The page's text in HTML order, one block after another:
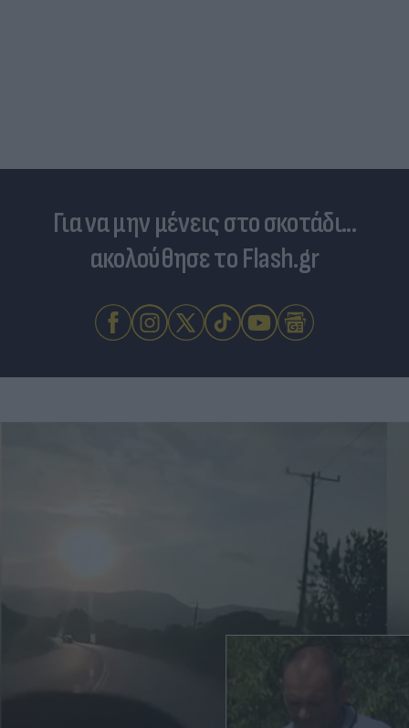
Για να μην μένεις στο σκοτάδι...
ακολούθησε το Flash.gr